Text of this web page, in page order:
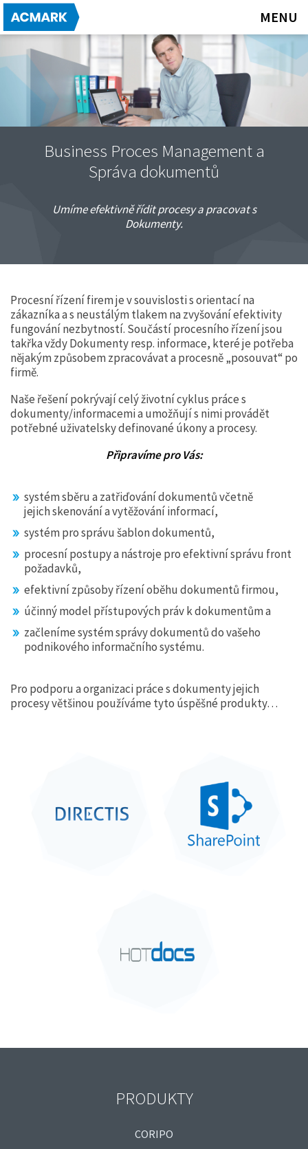
MENU
CO UMÍME?
Business Intelligence
Poradenství a služby
Dynamics 365
CORIPO
HotDocs
Power BI
O NÁS
Certifikáty
Partnerství
Naše hodnoty
Nabídka zaměstnání
REFERENCE
KONTAKTY
Business Proces Management a
Správa dokumentů
Umíme efektivně řídit procesy a pracovat s
Dokumenty.
Procesní řízení firem je v souvislosti s orientací na
zákazníka a s neustálým tlakem na zvyšování efektivity
fungování nezbytností. Součástí procesního řízení jsou
takřka vždy Dokumenty resp. informace, které je potřeba
nějakým způsobem zpracovávat a procesně „posouvat“ po
firmě.
Naše řešení pokrývají celý životní cyklus práce s
dokumenty/informacemi a umožňují s nimi provádět
potřebné uživatelsky definované úkony a procesy.
Připravíme pro Vás:
systém sběru a zatřiďování dokumentů včetně
jejich skenování a vytěžování informací,
systém pro správu šablon dokumentů,
procesní postupy a nástroje pro efektivní správu front
požadavků,
efektivní způsoby řízení oběhu dokumentů firmou,
účinný model přístupových práv k dokumentům a
začleníme systém správy dokumentů do vašeho
podnikového informačního systému.
Pro podporu a organizaci práce s dokumenty jejich
procesy většinou používáme tyto úspěšné produkty…
PRODUKTY
CORIPO